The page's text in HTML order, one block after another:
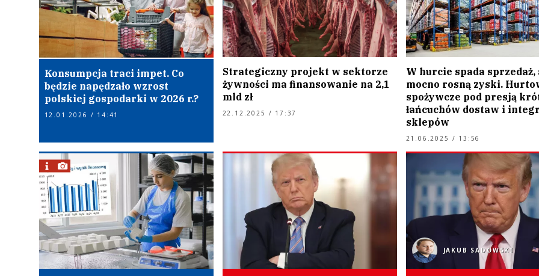
Konsumpcja traci impet. Co
będzie napędzało wzrost
polskiej gospodarki w 2026 r.?
12.01.2026 / 14:41
Strategiczny projekt w sektorze
żywności ma finansowanie na 2,1
mld zł
22.12.2025 / 17:37
W hurcie spada sprzedaż,
mocno rosną zyski.
spożywcze pod presją
łańcuchów dostaw i
sklepów
21.06.2025 / 13:56
JAKUB SADOWSKI